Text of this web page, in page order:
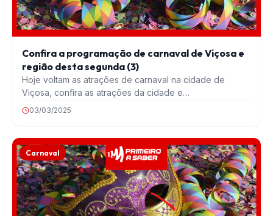
Confira a programação de carnaval de Viçosa e
região desta segunda (3)
Hoje voltam as atrações de carnaval na cidade de
Viçosa, confira as atrações da cidade e…
03/03/2025
Carnaval